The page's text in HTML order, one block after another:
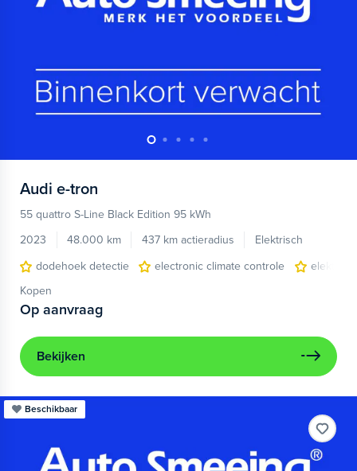
Audi e-tron
55 quattro S-Line Black Edition 95 kWh
2023
48.000 km 437 km actieradius
Elektrisch
dodehoek detectie
electronic climate controle
Kopen
Op aanvraag
Bekijken
Beschikbaar